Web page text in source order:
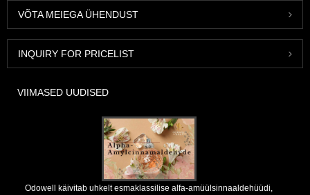
VÕTA MEIEGA ÜHENDUST
INQUIRY FOR PRICELIST
VIIMASED UUDISED
Odowell käivitab uhkelt esmaklassilise alfa-amüülsinnaaldehüüdi,